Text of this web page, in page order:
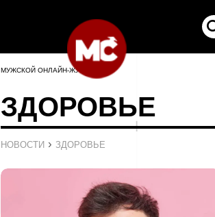
МУЖСКОЙ ОНЛАЙН-ЖУРНАЛ
ЗДОРОВЬЕ
НОВОСТИ › ЗДОРОВЬЕ